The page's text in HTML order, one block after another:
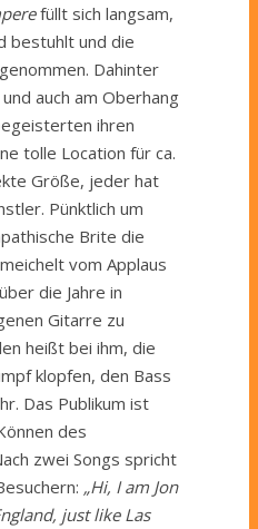
füllt sich langsam,
bestuhlt und die
Dahinter
auch am Oberhang
ihren
tolle Location für ca.
Größe, jeder hat
Pünktlich um
Brite die
vom Applaus
die Jahre in
Gitarre zu
heißt bei ihm, die
klopfen, den Bass
Das Publikum ist
des
zwei Songs spricht
„Hi, I am Jon
just like Las